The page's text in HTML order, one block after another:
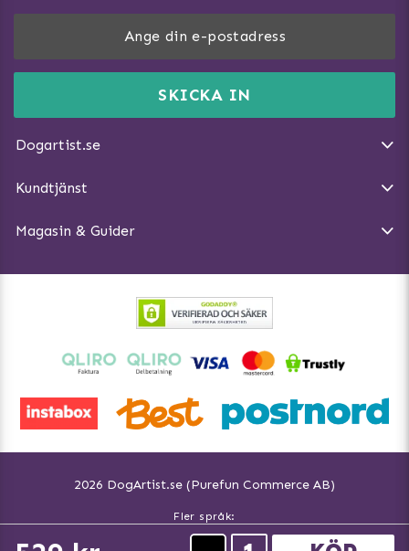
SKICKA IN
Dogartist.se
DogArtist.se drivs av:
E-post:info@dogartist.se
Kundtjänst
Ångra Köp
Magasin & Guider
Träna Nose Work hemma
Så gör du promenaden roligare
Hundbäddar
2026 DogArtist.se (Purefun Commerce AB)
Fler språk:
Svenska www.dogartist.se